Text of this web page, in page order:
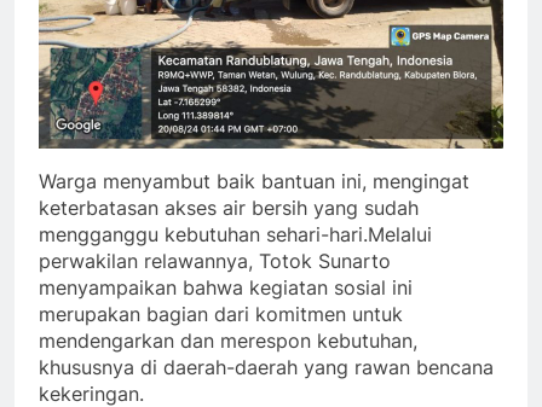
Warga menyambut baik bantuan ini, mengingat
keterbatasan akses air bersih yang sudah
mengganggu kebutuhan sehari-hari.Melalui
perwakilan relawannya, Totok Sunarto
menyampaikan bahwa kegiatan sosial ini
merupakan bagian dari komitmen untuk
mendengarkan dan merespon kebutuhan,
khususnya di daerah-daerah yang rawan bencana
kekeringan.